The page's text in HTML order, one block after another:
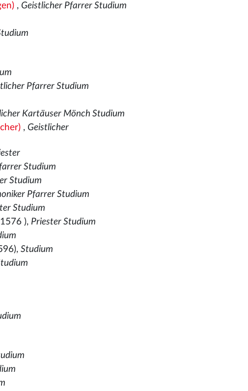
, Geistlicher Pfarrer Studium
Pfarrer Studium
Kartäuser Mönch Studium
, Geistlicher
Studium
Studium
Pfarrer Studium
Studium
), Priester Studium
Studium